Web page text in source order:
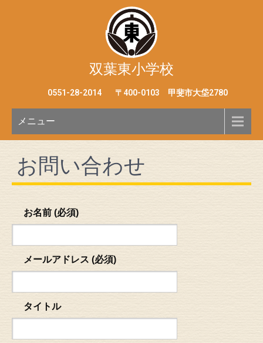
双葉東小学校
0551-28-2014 〒400-0103 甲斐市大垈2780
メニュー
お問い合わせ
お名前 (必須)
メールアドレス (必須)
タイトル